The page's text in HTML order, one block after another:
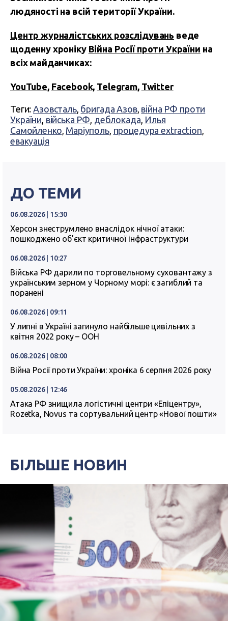
людяності на всій території України.
Центр журналістських розслідувань веде
щоденну хроніку Війна Росії проти України на
всіх майданчиках:
YouTube, Facebook, Telegram, Twitter
Теги: Азовсталь, бригада Азов, війна РФ проти
України війська РФ деблокада Илья
Самойленко Маріуполь, процедура extraction
евакуація
ДО ТЕМИ
06.08.2026 | 15:30
Херсон знеструмлено внаслідок нічної атаки:
пошкоджено об’єкт критичної інфраструктури
06.08.2026 | 10:27
Війська РФ дарили по торговельному суховантажу з
українським зерном у Чорному морі: є загиблий та
поранені
06.08.2026 | 09:11
У липні в Україні загинуло найбільше цивільних з
квітня 2022 року – ООН
06.08.2026 | 08:00
Війна Росії проти України: хроніка 6 серпня 2026 року
05.08.2026 | 12:46
Атака РФ знищила логістичні центри «Епіцентру»,
Rozetka, Novus та сортувальний центр «Нової пошти»
БІЛЬШЕ НОВИН